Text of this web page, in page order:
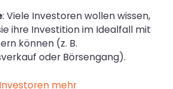
: Viele Investoren wollen wissen,
ihre Investition im Idealfall mit
können (z. B.
oder Börsengang).
Investoren mehr